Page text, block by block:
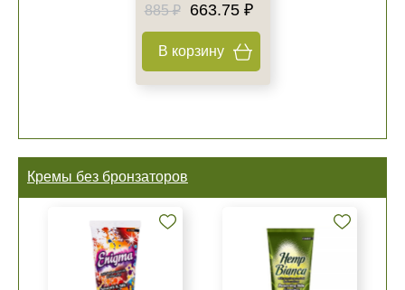
885 ₽
663.75 ₽
В корзину
Кремы без бронзаторов